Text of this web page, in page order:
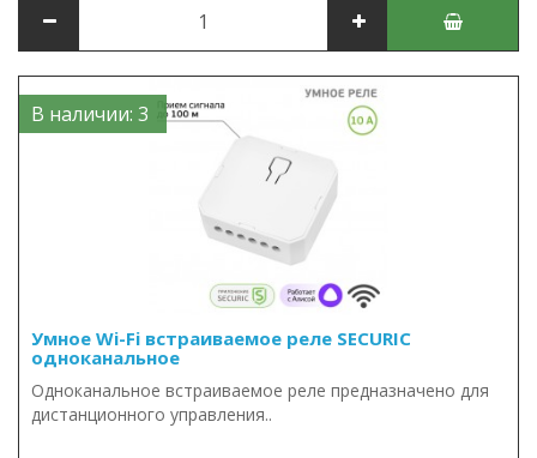
В наличии: 3
Умное Wi-Fi встраиваемое реле SECURIC
одноканальное
Одноканальное встраиваемое реле предназначено для
дистанционного управления..